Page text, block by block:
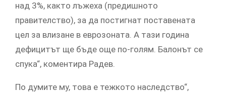
над 3%, както лъжеха (предишното
правителство), за да постигнат поставената
цел за влизане в еврозоната. А тази година
дефицитът ще бъде още по-голям. Балонът се
спука“, коментира Радев.
По думите му, това е тежкото наследство“,